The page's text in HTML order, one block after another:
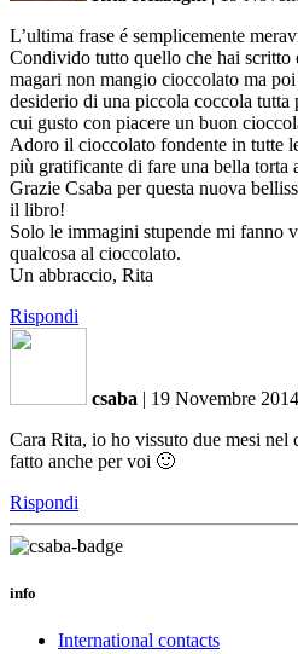
L’ultima frase é semplicemente
Condivido tutto quello che hai scritto
magari non mangio cioccolato ma
desiderio di una piccola coccola
cui gusto con piacere un buon
Adoro il cioccolato fondente in tutte
più gratificante di fare una bella torta
Grazie Csaba per questa nuova
il libro!
Solo le immagini stupende mi fanno
qualcosa al cioccolato.
Un abbraccio, Rita
Rispondi
csaba | 19 Novembre
Cara Rita, io ho vissuto due mesi nel
fatto anche per voi 🙂
Rispondi
info
International contacts